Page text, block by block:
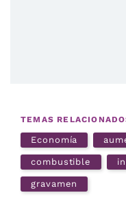
TEMAS
Economía
combustible
gravamen